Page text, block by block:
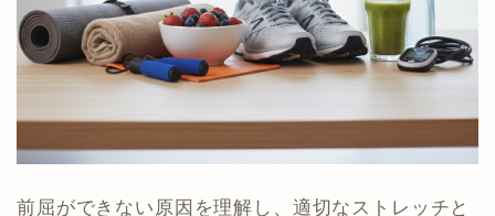
前屈ができない原因を理解し、適切なストレッチと